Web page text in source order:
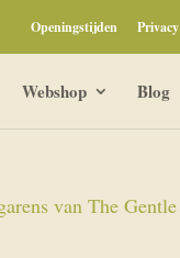
Openingstijden Privacy
Webshop Blog
van The Gentle